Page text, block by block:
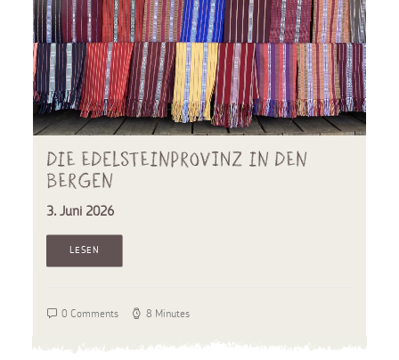
Die Edelsteinprovinz in den
Bergen
3. Juni 2026
LESEN
0 Comments 8 Minutes